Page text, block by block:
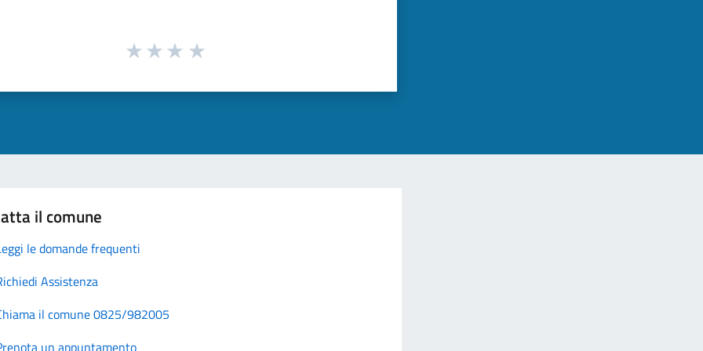
il comune
le domande frequenti
Assistenza
il comune 0825/982005
un appuntamento